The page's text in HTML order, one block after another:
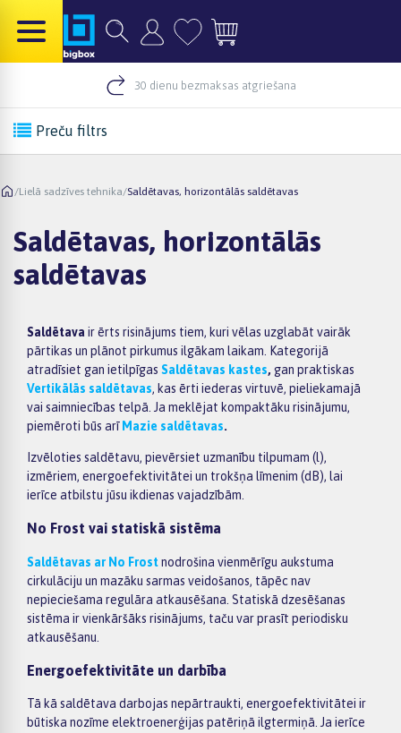
30 dienu bezmaksas atgriešana
Preču filtrs
/Lielā sadzīves tehnika/Saldētavas, horizontālās saldētavas
Saldētavas, horizontālās
saldētavas
Saldētava ir ērts risinājums tiem, kuri vēlas uzglabāt vairāk
pārtikas un plānot pirkumus ilgākam laikam. Kategorijā
atradīsiet gan ietilpīgas Saldētavas kastes, gan praktiskas
Vertikālās saldētavas, kas ērti iederas virtuvē, pieliekamajā
vai saimniecības telpā. Ja meklējat kompaktāku risinājumu,
piemēroti būs arīMazie saldētavas.
Izvēloties saldētavu, pievērsiet uzmanību tilpumam (l),
izmēriem, energoefektivitātei un trokšņa līmenim (dB), lai
ierīce atbilstu jūsu ikdienas vajadzībām.
No Frost vai statiskā sistēma
Saldētavas ar No Frostnodrošina vienmērīgu aukstuma
cirkulāciju un mazāku sarmas veidošanos, tāpēc nav
nepieciešama regulāra atkausēšana. Statiskā dzesēšanas
sistēma ir vienkāršāks risinājums, taču var prasīt periodisku
atkausēšanu.
Energoefektivitāte un darbība
Tā kā saldētava darbojas nepārtraukti, energoefektivitātei ir
būtiska nozīme elektroenerģijas patēriņā ilgtermiņā. Ja ierīce